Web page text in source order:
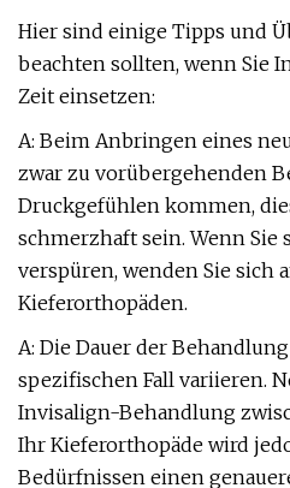
Hier sind einige Tipps und
beachten sollten, wenn Sie
Zeit einsetzen:
A: Beim Anbringen eines
zwar zu vorübergehenden
Druckgefühlen kommen,
schmerzhaft sein. Wenn Sie
verspüren, wenden Sie sich
Kieferorthopäden.
A: Die Dauer der
spezifischen Fall variieren.
Invisalign-Behandlung
Ihr Kieferorthopäde wird
Bedürfnissen einen